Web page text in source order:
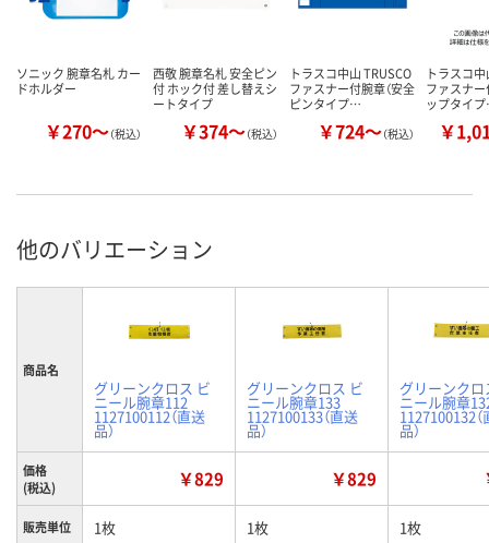
ソニック 腕章名札 カー
ドホルダー
￥270～（税込）
西敬 腕章名札 安全ピン
付 ホック付 差し替えシ
ートタイプ
￥374～（税込）
トラスコ中山 TRUSCO
ファスナー付腕章（安全
ピンタイプ…
￥724～（税込）
トラスコ
ファスナー
ップタイ
￥
他のバリエーション
商品名
グリーンクロス ビ
ニール腕章112
1127100112（直送
品）
グリーンクロス ビ
ニール腕章133
1127100133（直送
品）
グリーンクロ
ニール腕章
1127100132（
品）
価格
(税込)
￥829 ￥829
販売単位 1枚 1枚 1枚